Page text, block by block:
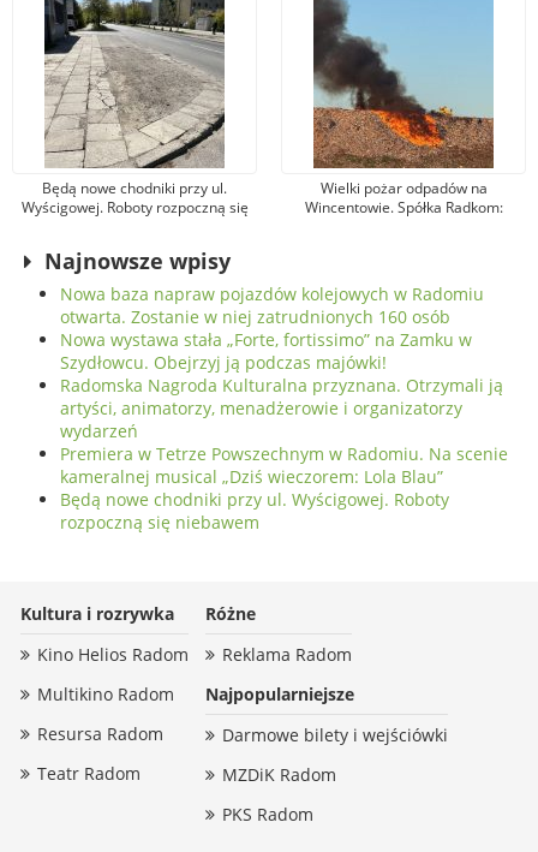
Będą nowe chodniki przy ul.
Wyścigowej. Roboty rozpoczną się
Wielki pożar odpadów na
Wincentowie. Spółka Radkom:
Najnowsze wpisy
Nowa baza napraw pojazdów kolejowych w Radomiu
otwarta. Zostanie w niej zatrudnionych 160 osób
Nowa wystawa stała „Forte, fortissimo” na Zamku w
Szydłowcu. Obejrzyj ją podczas majówki!
Radomska Nagroda Kulturalna przyznana. Otrzymali ją
artyści, animatorzy, menadżerowie i organizatorzy
wydarzeń
Premiera w Tetrze Powszechnym w Radomiu. Na scenie
kameralnej musical „Dziś wieczorem: Lola Blau”
Będą nowe chodniki przy ul. Wyścigowej. Roboty
rozpoczną się niebawem
Kultura i rozrywka
Kino Helios Radom
Multikino Radom
Resursa Radom
Teatr Radom
Różne
Reklama Radom
Najpopularniejsze
Darmowe bilety i wejściówki
MZDiK Radom
PKS Radom